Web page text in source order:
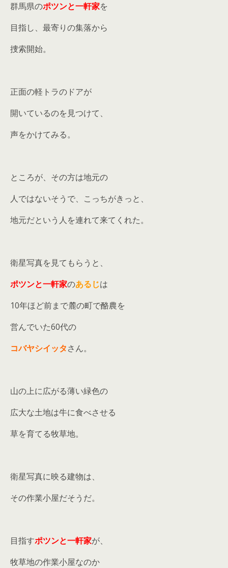
群馬県のポツンと一軒家を
目指し、最寄りの集落から
捜索開始。
正面の軽トラのドアが
開いているのを見つけて、
声をかけてみる。
ところが、その方は地元の
人ではないそうで、こっちがきっと、
地元だという人を連れて来てくれた。
衛星写真を見てもらうと、
ポツンと一軒家のあるじは
10年ほど前まで麓の町で酪農を
営んでいた60代の
コバヤシイッタさん。
山の上に広がる薄い緑色の
広大な土地は牛に食べさせる
草を育てる牧草地。
衛星写真に映る建物は、
その作業小屋だそうだ。
目指すポツンと一軒家が、
牧草地の作業小屋なのか